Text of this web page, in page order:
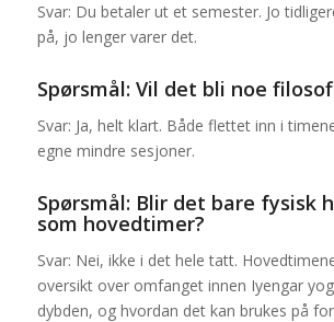
Svar: Du betaler ut et semester. Jo
på, jo lenger varer det.
Spørsmål: Vil det bli noe
Svar: Ja, helt klart. Både flettet inn i
egne mindre sesjoner.
Spørsmål: Blir det bare fysisk
som hovedtimer?
Svar: Nei, ikke i det hele tatt.
oversikt over omfanget innen Iyengar
dybden, og hvordan det kan brukes på